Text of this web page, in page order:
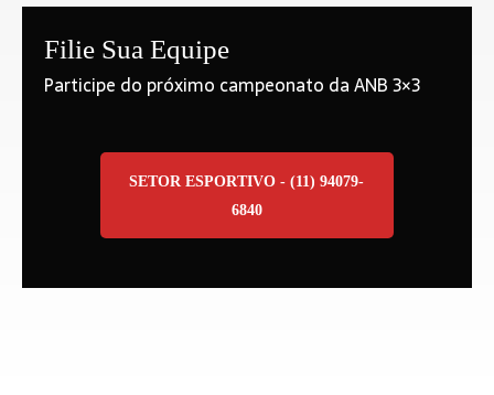
Filie Sua Equipe
Participe do próximo campeonato da ANB 3×3
SETOR ESPORTIVO - (11) 94079-
6840